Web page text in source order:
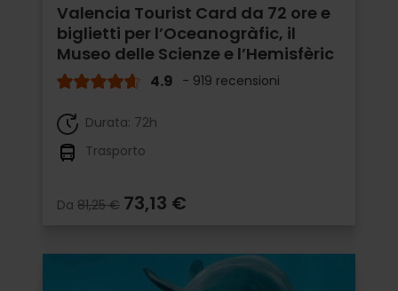
Valencia Tourist Card da 72 ore e
biglietti per l’Oceanogràfic, il
Museo delle Scienze e l’Hemisfèric
4.9 - 919 recensioni
Durata: 72h
Trasporto
Da 81,25 € 73,13 €